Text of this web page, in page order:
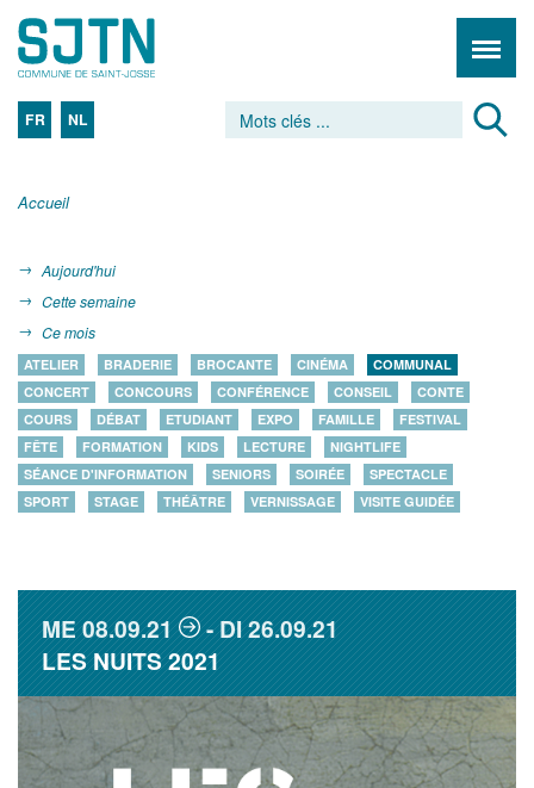
FR NL
Accueil
Aujourd'hui
Cette semaine
Ce mois
ATELIER BRADERIE BROCANTE CINÉMA
COMMUNAL
CONCERT
CONCOURS CONFÉRENCE CONSEIL
CONTE
COURS
DÉBAT ETUDIANT EXPO FAMILLE
FESTIVAL
FÊTE
FORMATION KIDS LECTURE
NIGHTLIFE
SÉANCE D'INFORMATION
SENIORS SOIRÉE
SPECTACLE
SPORT
STAGE THÉÂTRE VERNISSAGE VISITE GUIDÉE
ME08.09.21 DI26.09.21
LES NUITS 2021